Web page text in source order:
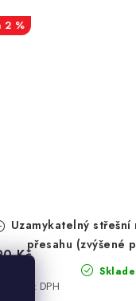
2 %
Uzamykatelný
přesahu (zvýšené
bez DPH
Kč